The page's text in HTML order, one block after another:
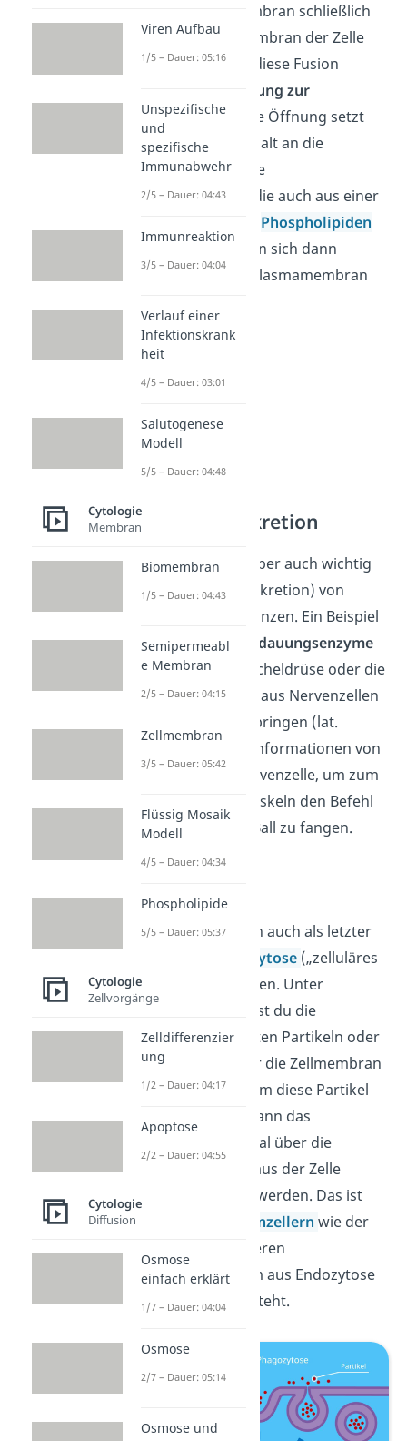
wo die Vesikelmembran schließlich
mit der Plasmamembran der Zelle
fusioniert. Durch diese Fusion
Öffnung zur
Zellaußenseite
. Die Öffnung setzt
nun den Vesikelinhalt an die
Umgebung frei. Die
Vesikelmembran, die auch aus einer
Phospholipiden
aufgebaut ist, kann sich dann
vollständig in die Plasmamembran
Exozytose Sekretion
Die Exocytose ist aber auch wichtig
bei der Abgabe (Sekretion) von
zahlreichen Substanzen. Ein Beispiel
stellen hier die
Verdauungsenzyme
aus der Bauchspeicheldrüse oder die
Neurotransmitter
aus Nervenzellen
dar. Letztere überbringen (lat.
transmittere) die Informationen von
Nervenzelle zu Nervenzelle, um zum
Beispiel deinen Muskeln den Befehl
zu erteilen, einen Ball zu fangen.
Die Exozytose kann auch als letzter
Phagozytose („zelluläres
Fressen“) stattfinden. Unter
Phagozytose kannst du die
Aufnahme von festen Partikeln oder
ganzen Zellen über die Zellmembran
verstehen. Nachdem diese Partikel
verdaut wurden, kann das
unverdaute Material über die
Exocytose wieder aus der Zelle
herausgeschleust werden. Das ist
zum Beispiel bei
Einzellern wie der
der Fall, deren
Verdauungssystem aus Endozytose
und Exozytose besteht.
Viren Aufbau
1/5 – Dauer: 05:16
Unspezifische
und
spezifische
Immunabwehr
2/5 – Dauer: 04:43
Immunreaktion
3/5 – Dauer: 04:04
Verlauf einer
Infektionskrank
heit
4/5 – Dauer: 03:01
Salutogenese
Modell
5/5 – Dauer: 04:48
Cytologie
Membran
Biomembran
1/5 – Dauer: 04:43
Semipermeabl
e Membran
2/5 – Dauer: 04:15
Zellmembran
3/5 – Dauer: 05:42
Flüssig Mosaik
Modell
4/5 – Dauer: 04:34
Phospholipide
5/5 – Dauer: 05:37
Cytologie
Zellvorgänge
Zelldifferenzier
ung
1/2 – Dauer: 04:17
Apoptose
2/2 – Dauer: 04:55
Cytologie
Diffusion
Osmose
einfach erklärt
1/7 – Dauer: 04:04
Osmose
2/7 – Dauer: 05:14
Osmose und